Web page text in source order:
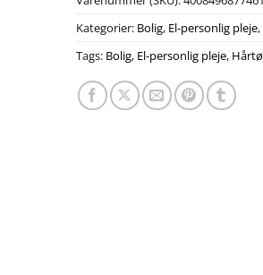
Kategorier: Bolig, El-personlig pleje,
Tags: Bolig, El-personlig pleje,